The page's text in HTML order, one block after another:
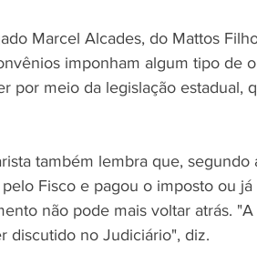
Marcel Alcades, do Mattos
imponham algum tipo de
por meio da legislação
também lembra que,
Fisco e pagou o imposto ou
não pode mais voltar atrás.
discutido no Judiciário", diz.